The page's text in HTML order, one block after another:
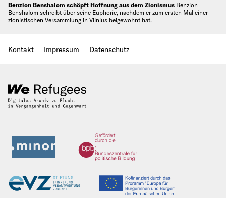
Benzion Benshalom schöpft Hoffnung aus dem Zionismus Benzion
Benshalom schreibt über seine Euphorie, nachdem er zum ersten Mal einer
zionistischen Versammlung in Vilnius beigewohnt hat.
Kontakt Impressum Datenschutz